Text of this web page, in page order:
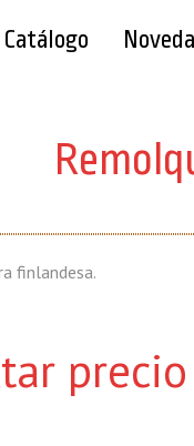
Catálogo
finlandesa.
precio